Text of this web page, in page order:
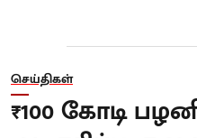
செய்திகள்
₹100 கோடி